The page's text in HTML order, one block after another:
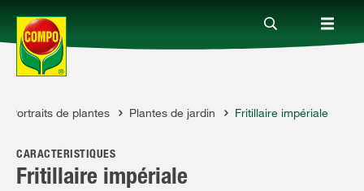
Produits
Conseil
Portraits de plantes Plantes de jardin Fritillaire impériale
CARACTÉRISTIQUES
Fritillaire impériale